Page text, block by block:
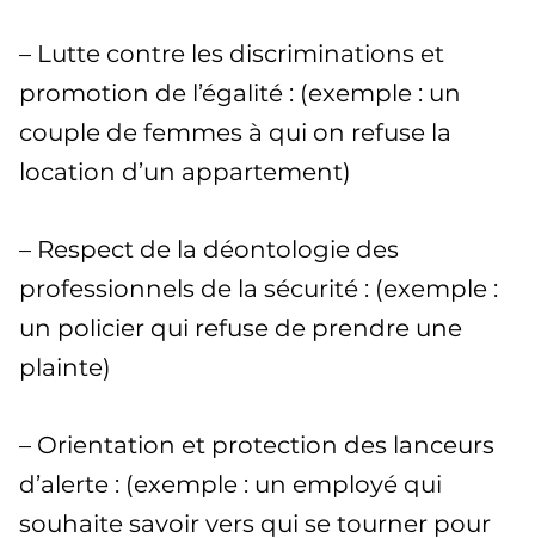
– Lutte contre les discriminations et
promotion de l’égalité : (exemple : un
couple de femmes à qui on refuse la
location d’un appartement)
– Respect de la déontologie des
professionnels de la sécurité : (exemple :
un policier qui refuse de prendre une
plainte)
– Orientation et protection des lanceurs
d’alerte : (exemple : un employé qui
souhaite savoir vers qui se tourner pour